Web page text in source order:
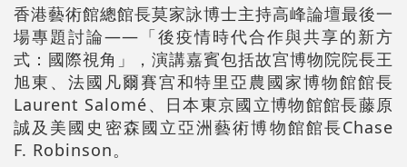
香港藝術館總館長莫家詠博士主持高峰論壇最後一
場專題討論——「後疫情時代合作與共享的新方
式：國際視角」，演講嘉賓包括故宫博物院院長王
旭東、法國凡爾賽宫和特里亞農國家博物館館長
Laurent Salomé、日本東京國立博物館館長藤原
誠及美國史密森國立亞洲藝術博物館館長Chase
F. Robinson。